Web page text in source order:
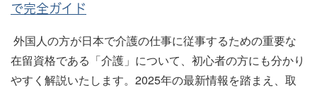
で完全ガイド
外国人の方が日本で介護の仕事に従事するための重要な
在留資格である「介護」について、初心者の方にも分かり
やすく解説いたします。2025年の最新情報を踏まえ、取